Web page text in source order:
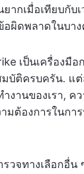
ากเมื่อเทียบกับเ
อผิดพลาดในบาง
เป็นเครื่องมือ
บัติครบครัน. แ
งานของเรา, ค
มต้องการในกา
รวจทางเลือกอื่